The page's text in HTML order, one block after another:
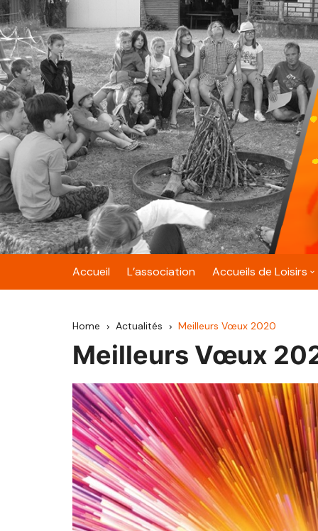
Skip
to
content
Accueil L’association Accueils de Loisirs
Hauts du Val de
Pays d’Héricourt
Mille Étangs
Pays de Lure
Home Actualités Meilleurs Vœux 2020
Meilleurs Vœux